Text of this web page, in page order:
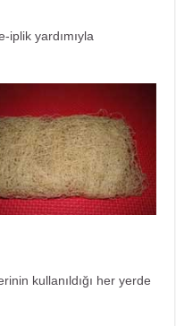
iplik yardımıyla
kullanıldığı her yerde